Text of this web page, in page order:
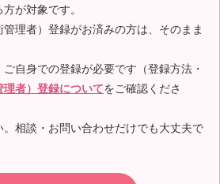
が対象です。
管理者）登録がお済みの方は、そのまま
ご自身での登録が必要です（登録方法・
者）登録についてをご確認くださ
相談・お問い合わせだけでも大丈夫で